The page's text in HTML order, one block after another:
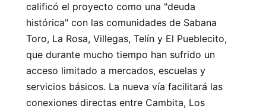
calificó el proyecto como una "deuda
histórica" ​​con las comunidades de Sabana
Toro, La Rosa, Villegas, Telín y El Pueblecito,
que durante mucho tiempo han sufrido un
acceso limitado a mercados, escuelas y
servicios básicos. La nueva vía facilitará las
conexiones directas entre Cambita, Los